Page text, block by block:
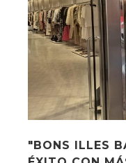
"BONS ILLES